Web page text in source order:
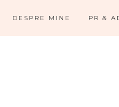
DESPRE MINE PR &